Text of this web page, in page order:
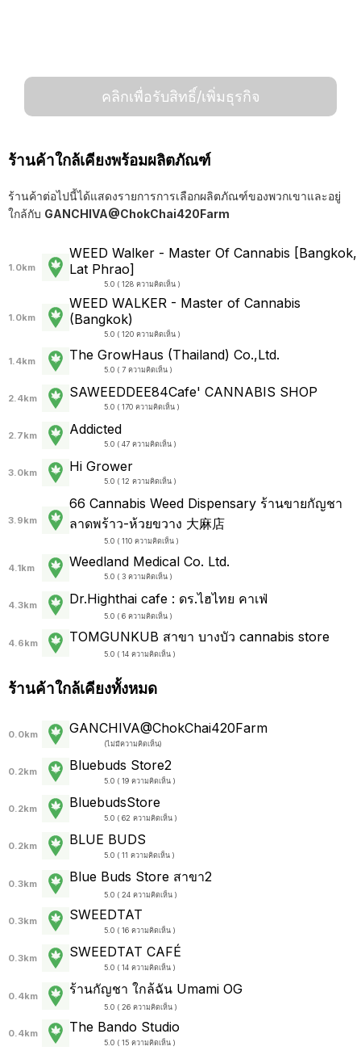
คลิกเพื่อรับสิทธิ์/เพิ่มธุรกิจ
ร้านค้าใกล้เคียงพร้อมผลิตภัณฑ์
ร้านค้าต่อไปนี้ได้แสดงรายการการเลือกผลิตภัณฑ์ของพวกเขาและอยู่
ใกล้กับ GANCHIVA@ChokChai420Farm
1.0km
WEED Walker - Master Of Cannabis [Bangkok,
Lat Phrao]
5.0 ( 128 ความคิดเห็น )
1.0km
WEED WALKER - Master of Cannabis
(Bangkok)
5.0 ( 120 ความคิดเห็น )
1.4km The GrowHaus (Thailand) Co.,Ltd.
5.0 ( 7 ความคิดเห็น )
2.4km SAWEEDDEE84Cafe' CANNABIS SHOP
5.0 ( 170 ความคิดเห็น )
2.7km Addicted
5.0 ( 47 ความคิดเห็น )
3.0km Hi Grower
5.0 ( 12 ความคิดเห็น )
3.9km
66 Cannabis Weed Dispensary ร้านขายกัญชา
ลาดพร้าว-ห้วยขวาง 大麻店
5.0 ( 110 ความคิดเห็น )
4.1km Weedland Medical Co. Ltd.
5.0 ( 3 ความคิดเห็น )
4.3km Dr.Highthai cafe : ดร.ไฮไทย คาเฟ่
5.0 ( 6 ความคิดเห็น )
4.6km TOMGUNKUB สาขา บางบัว cannabis store
5.0 ( 14 ความคิดเห็น )
ร้านค้าใกล้เคียงทั้งหมด
0.0km GANCHIVA@ChokChai420Farm
(ไม่มีความคิดเห็น)
0.2km Bluebuds Store2
5.0 ( 19 ความคิดเห็น )
0.2km BluebudsStore
5.0 ( 62 ความคิดเห็น )
0.2km BLUE BUDS
5.0 ( 11 ความคิดเห็น )
0.3km Blue Buds Store สาขา2
5.0 ( 24 ความคิดเห็น )
0.3km SWEEDTAT
5.0 ( 16 ความคิดเห็น )
0.3km SWEEDTAT CAFÉ
5.0 ( 14 ความคิดเห็น )
0.4km ร้านกัญชา ใกล้ฉัน Umami OG
5.0 ( 26 ความคิดเห็น )
0.4km The Bando Studio
5.0 ( 15 ความคิดเห็น )